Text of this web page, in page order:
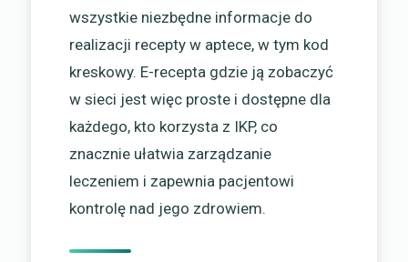
wszystkie niezbędne informacje do
realizacji recepty w aptece, w tym kod
kreskowy. E-recepta gdzie ją zobaczyć
w sieci jest więc proste i dostępne dla
każdego, kto korzysta z IKP, co
znacznie ułatwia zarządzanie
leczeniem i zapewnia pacjentowi
kontrolę nad jego zdrowiem.